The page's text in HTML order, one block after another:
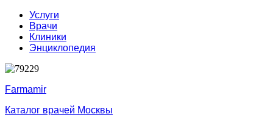
Услуги
Врачи
Клиники
Энциклопедия
Farmamir
Каталог врачей Москвы